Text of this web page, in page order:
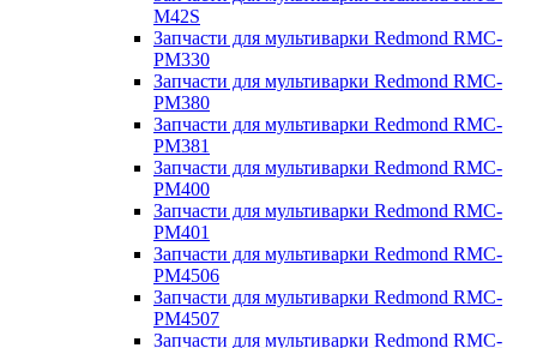
M42S
Запчасти для мультиварки Redmond RMC-
PM330
Запчасти для мультиварки Redmond RMC-
PM380
Запчасти для мультиварки Redmond RMC-
PM381
Запчасти для мультиварки Redmond RMC-
PM400
Запчасти для мультиварки Redmond RMC-
PM401
Запчасти для мультиварки Redmond RMC-
PM4506
Запчасти для мультиварки Redmond RMC-
PM4507
Запчасти для мультиварки Redmond RMC-